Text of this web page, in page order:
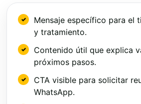
Mensaje específico para el
y tratamiento.
Contenido útil que explica
próximos pasos.
CTA visible para solicitar
WhatsApp.